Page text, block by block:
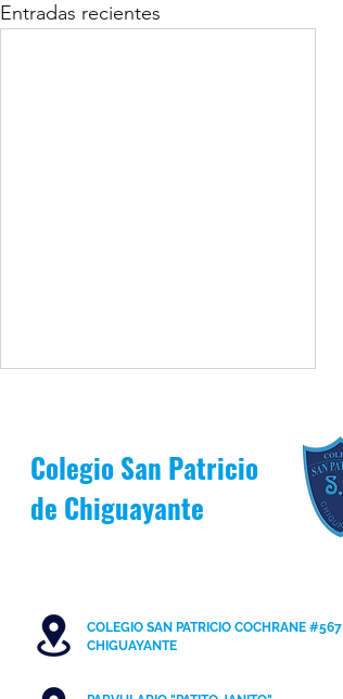
Entradas recientes
de Debate en Colegio Chileno
Árabe
Colegio San Patricio
de Chiguayante
COLEGIO SAN PATRICIO COCHRANE #567
CHIGUAYANTE